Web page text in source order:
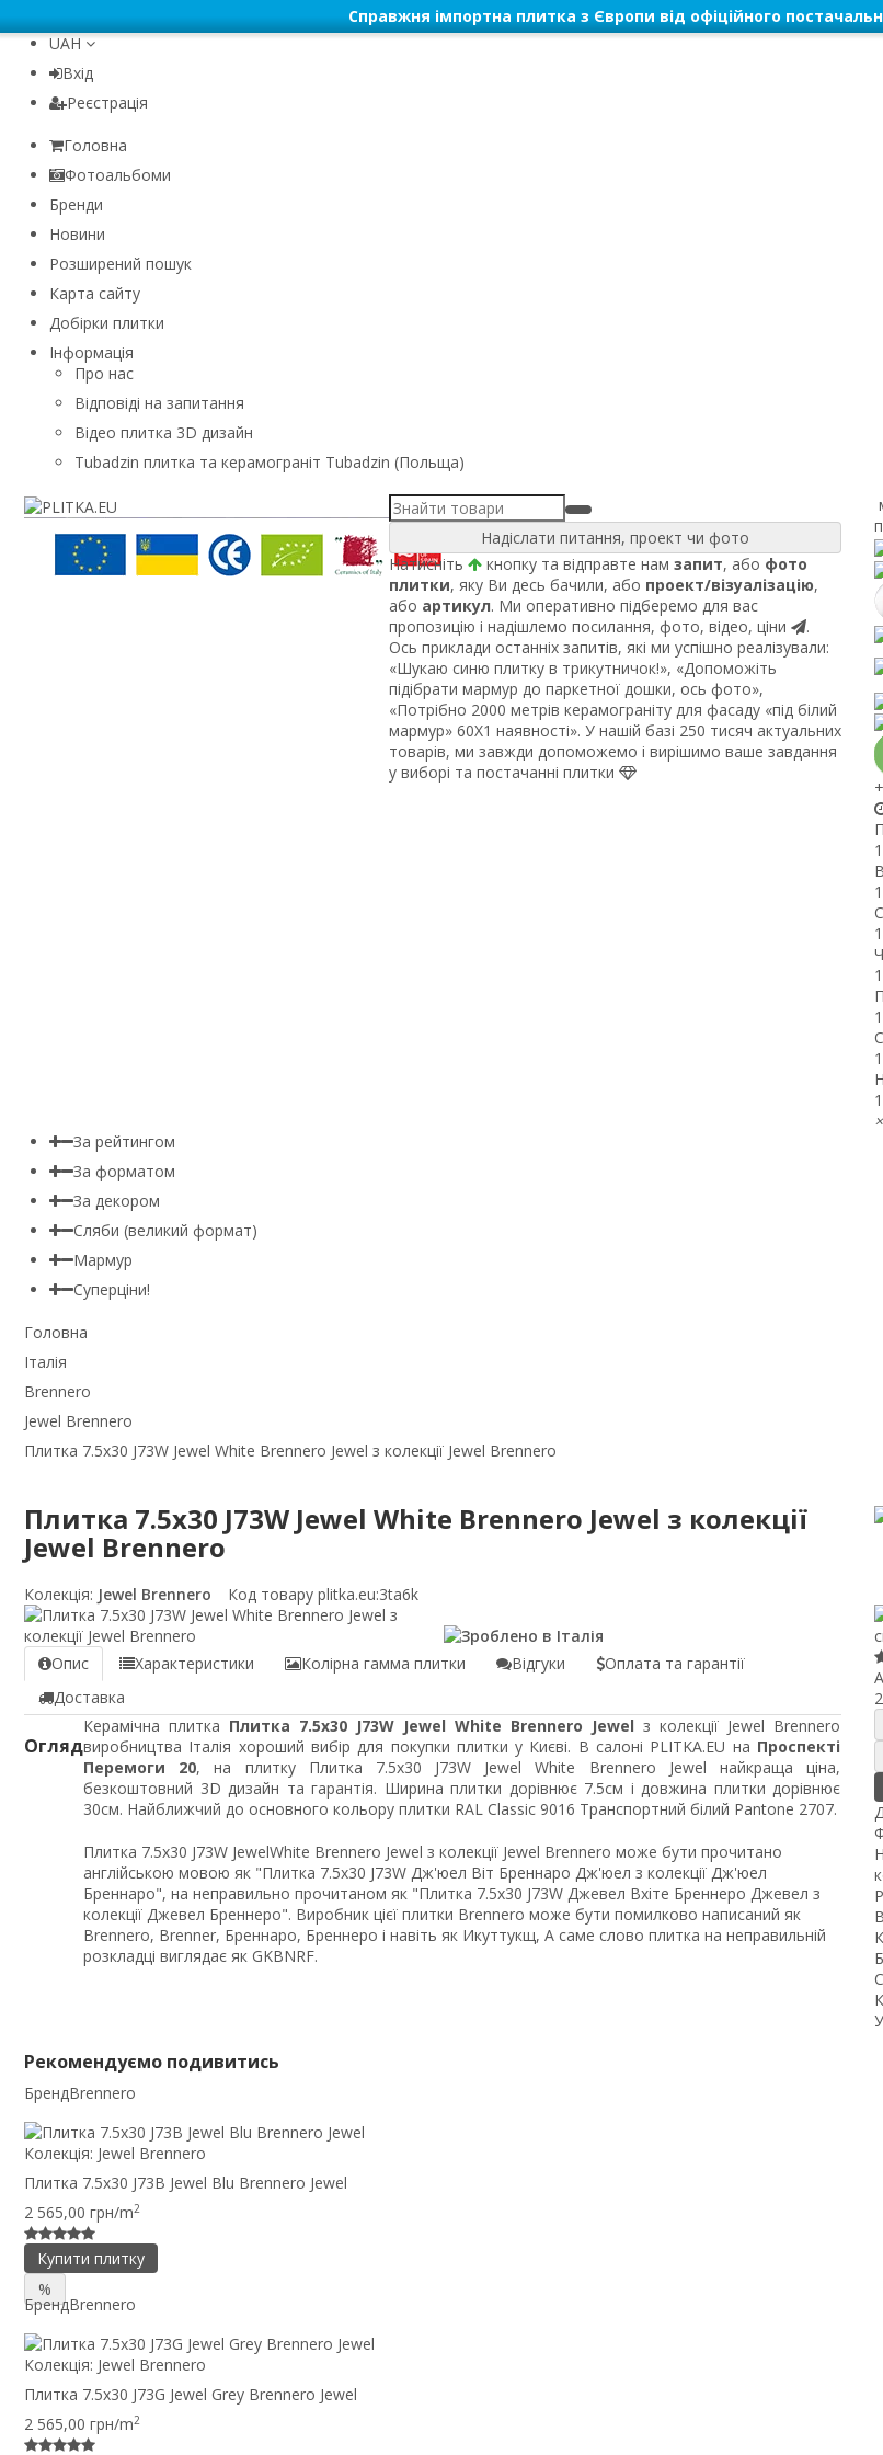
Справжня імпортна плитка з Європи від офіційного
UAH
Вхід
Реєстрація
Головна
Фотоальбоми
Бренди
Новини
Розширений пошук
Карта сайту
Добірки плитки
Інформація
Про нас
Відповіді на запитання
Відео плитка 3D дизайн
Tubadzin плитка та керамограніт Tubadzin (Польща)
Надіслати питання, проект чи фото
Натисніть
кнопку та відправте нам запит, або фото
плитки, яку Ви десь бачили, або проект/візуалізацію,
або артикул. Ми оперативно підберемо для вас
пропозицію і надішлемо посилання, фото, відео, ціни
.
Ось приклади останніх запитів, які ми успішно реалізували:
«Шукаю синю плитку в трикутничок!», «Допоможіть
підібрати мармур до паркетної дошки, ось фото»,
«Потрібно 2000 метрів керамограніту для фасаду «під білий
мармур» 60Х1 наявності». У нашій базі 250 тисяч актуальних
товарів, ми завжди допоможемо і вирішимо ваше завдання
у виборі та постачанні плитки
×
За рейтингом
За форматом
За декором
Сляби (великий формат)
Мармур
Суперціни!
Головна
Італія
Brennero
Jewel Brennero
Плитка 7.5x30 J73W Jewel White Brennero Jewel з колекції Jewel Brennero
Плитка 7.5x30 J73W Jewel White Brennero Jewel з колекції
Jewel Brennero
Колекція: Jewel Brennero Код товару plitka.eu:3ta6k
Опис Характеристики Колірна гамма плитки Відгуки
Оплата та гарантії
Доставка
Огляд
Керамічна плитка Плитка 7.5x30 J73W Jewel White Brennero Jewel з колекції Jewel Brennero
виробництва Італія хороший вибір для покупки плитки у Києві. В салоні PLITKA.EU на Проспекті
Перемоги 20, на плитку Плитка 7.5x30 J73W Jewel White Brennero Jewel найкраща ціна,
безкоштовний 3D дизайн та гарантія. Ширина плитки дорівнює 7.5см і довжина плитки дорівнює
30см. Найближчий до основного кольору плитки RAL Classic 9016 Транспортний білий Pantone 2707.
Плитка 7.5x30 J73W JewelWhite Brennero Jewel з колекції Jewel Brennero може бути прочитано
англійською мовою як "Плитка 7.5x30 J73W Дж'юел Віт Бреннаро Дж'юел з колекції Дж'юел
Бреннаро", на неправильно прочитаном як "Плитка 7.5x30 J73W Джевел Вхіте Бреннеро Джевел з
колекції Джевел Бреннеро". Виробник цієї плитки Brennero може бути помилково написаний як
Brennero, Brenner, Бреннаро, Бреннеро і навіть як Икуттукщ, А саме слово плитка на неправильній
розкладці виглядає як GKBNRF.
Рекомендуємо подивитись
БрендBrennero
Колекція: Jewel Brennero
Плитка 7.5x30 J73B Jewel Blu Brennero Jewel
2 565,00 грн/m2
Купити плитку
%
БрендBrennero
Колекція: Jewel Brennero
Плитка 7.5x30 J73G Jewel Grey Brennero Jewel
2 565,00 грн/m2